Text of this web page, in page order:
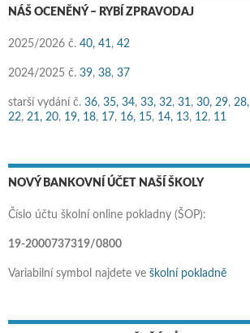
NÁŠ OCENĚNÝ – RYBÍ ZPRAVODAJ
2025/2026 č. 40, 41, 42
2024/2025 č. 39, 38, 37
starší vydání č. 36, 35, 34, 33, 32, 31, 30, 29, 28,
22, 21, 20, 19, 18, 17, 16, 15, 14, 13, 12, 11
NOVÝ BANKOVNÍ ÚČET NAŠÍ ŠKOLY
Číslo účtu školní online pokladny (ŠOP):
19-2000737319/0800
Variabilní symbol najdete ve školní pokladně